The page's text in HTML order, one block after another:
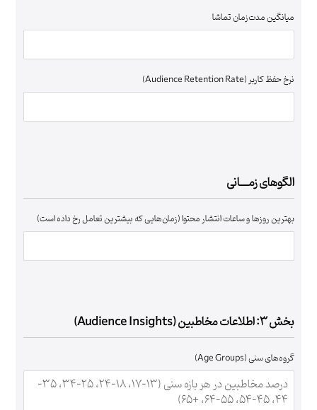
میانگین مدت‌زمان تماشا
نرخ حفظ کاربر (Audience Retention Rate)
الگوهای زمــــانی
بهترین روزها و ساعات انتشار محتوا (زمان‌هایی که بیشترین تعامل رخ داده است)
بخش ۳: اطلاعات مخاطبین (Audience Insights)
گروه‌های سنی (Age Groups)